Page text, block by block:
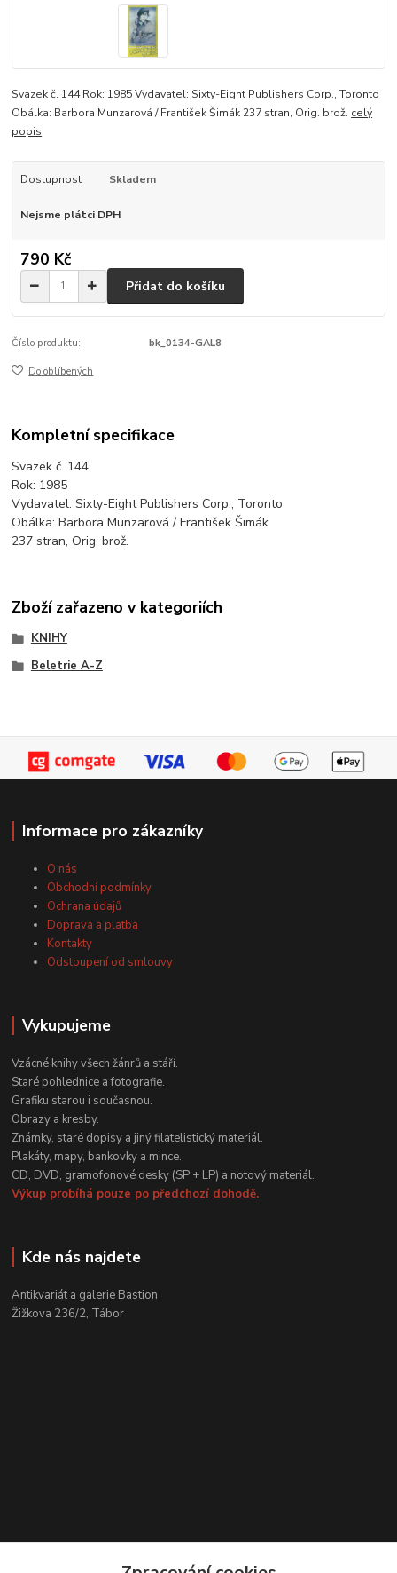
Svazek č. 144 Rok: 1985 Vydavatel: Sixty-Eight Publishers Corp., Toronto
Obálka: Barbora Munzarová / František Šimák 237 stran, Orig. brož. celý
popis
Dostupnost Skladem
Nejsme plátci DPH
790 Kč
Přidat do košíku
Číslo produktu: bk_0134-GAL8
Do oblíbených
Kompletní specifikace
Svazek č. 144
Rok: 1985
Vydavatel: Sixty-Eight Publishers Corp., Toronto
Obálka: Barbora Munzarová / František Šimák
237 stran, Orig. brož.
Zboží zařazeno v kategoriích
KNIHY
Beletrie A-Z
Informace pro zákazníky
O nás
Obchodní podmínky
Ochrana údajů
Doprava a platba
Kontakty
Odstoupení od smlouvy
Vykupujeme
Vzácné knihy všech žánrů a stáří.
Staré pohlednice a fotografie.
Grafiku starou i současnou.
Obrazy a kresby.
Známky, staré dopisy a jiný filatelistický materiál.
Plakáty, mapy, bankovky a mince.
CD, DVD, gramofonové desky (SP + LP) a notový materiál.
Výkup probíhá pouze po předchozí dohodě.
Kde nás najdete
Antikvariát a galerie Bastion
Žižkova 236/2, Tábor